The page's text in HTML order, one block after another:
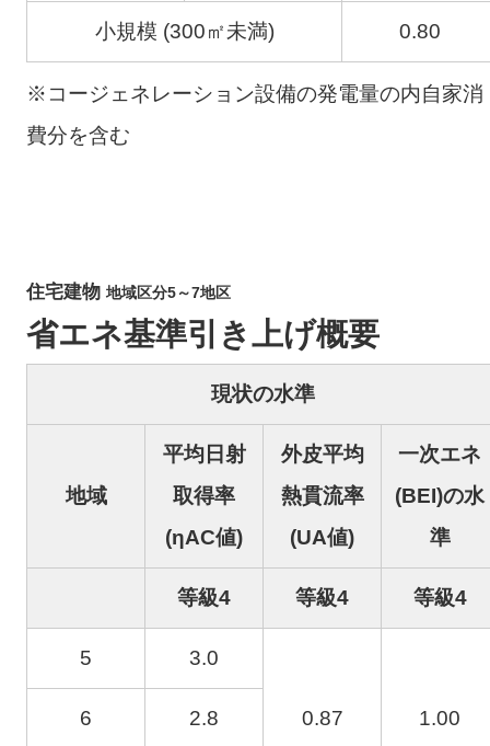
小規模 (300㎡未満) 0.80
※コージェネレーション設備の発電量の内自家消
費分を含む
住宅建物 地域区分5～7地区
省エネ基準引き上げ概要
現状の水準
地域
平均日射
取得率
(ηAC値)
外皮平均
熱貫流率
(UA値)
一次エネ
(BEI)の水
準
等級4 等級4 等級4
5 3.0
0.87 1.00
6 2.8